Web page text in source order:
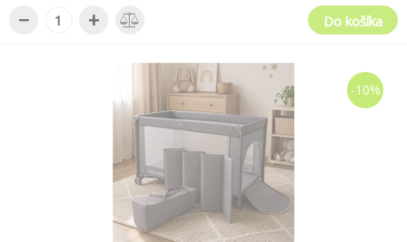
− + Do košíka
-10%